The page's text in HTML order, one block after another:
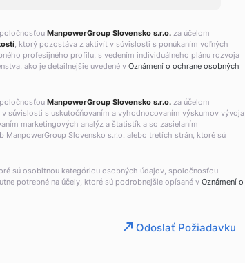
ManpowerGroup Slovensko s.r.o. za účelom
, ktorý pozostáva z aktivít v súvislosti s ponúkaním voľných
profesijného profilu, s vedením individuálneho plánu rozvoja
ako je detailnejšie uvedené v Oznámení o ochrane osobných
ManpowerGroup Slovensko s.r.o. za účelom
súvislosti s uskutočňovaním a vyhodnocovaním výskumov vývoja
marketingových analýz a štatistík a so zasielaním
ManpowerGroup Slovensko s.r.o. alebo tretích strán, ktoré sú
sú osobitnou kategóriou osobných údajov, spoločnosťou
potrebné na účely, ktoré sú podrobnejšie opísané v Oznámení o
Odoslať Požiadavku